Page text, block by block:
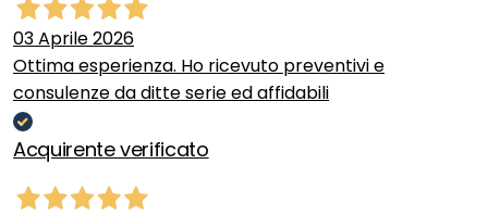
03 Aprile 2026
Ottima esperienza. Ho ricevuto preventivi e
consulenze da ditte serie ed affidabili
Acquirente verificato